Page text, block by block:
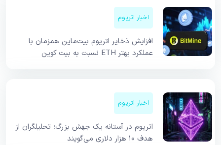
اخبار اتریوم
افزایش ذخایر اتریوم بیت‌ماین همزمان با
عملکرد بهتر ETH نسبت به بیت کوین
اخبار اتریوم
اتریوم در آستانه یک جهش بزرگ؛ تحلیلگران از
هدف ۱۰ هزار دلاری می‌گویند